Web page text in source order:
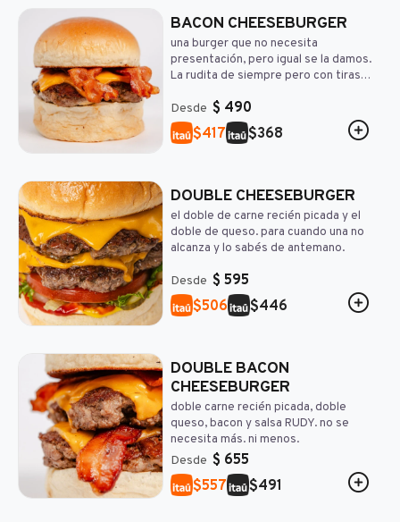
BACON CHEESEBURGER
una burger que no necesita
presentación, pero igual se la damos.
La rudita de siempre pero con tiras
que solo vas a encontrar en RUDY: la
Salsa RUDY.
Desde $ 490
$368
$417
DOUBLE CHEESEBURGER
el doble de carne recién picada y el
doble de queso. para cuando una no
alcanza y lo sabés de antemano.
Desde $ 595
$446
$506
DOUBLE BACON
CHEESEBURGER
doble carne recién picada, doble
queso, bacon y salsa RUDY. no se
necesita más. ni menos.
Desde $ 655
$491
$557